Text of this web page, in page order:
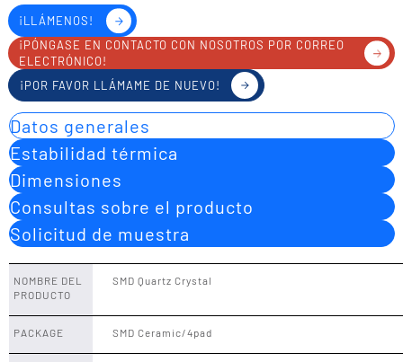
¡LLÁMENOS!
¡PÓNGASE EN CONTACTO CON NOSOTROS POR CORREO
ELECTRÓNICO!
¡POR FAVOR LLÁMAME DE NUEVO!
Datos generales
Estabilidad térmica
Dimensiones
Consultas sobre el producto
Solicitud de muestra
NOMBRE DEL
PRODUCTO
SMD Quartz Crystal
PACKAGE SMD Ceramic/4pad